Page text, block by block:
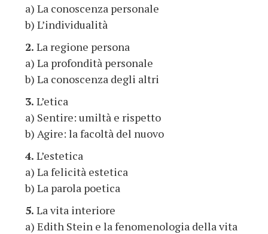
a) La conoscenza personale
b) L’individualità
2. La regione persona
a) La profondità personale
b) La conoscenza degli altri
3. L’etica
a) Sentire: umiltà e rispetto
b) Agire: la facoltà del nuovo
4. L’estetica
a) La felicità estetica
b) La parola poetica
5. La vita interiore
a) Edith Stein e la fenomenologia della vita